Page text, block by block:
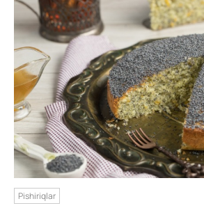
Pishiriqlar